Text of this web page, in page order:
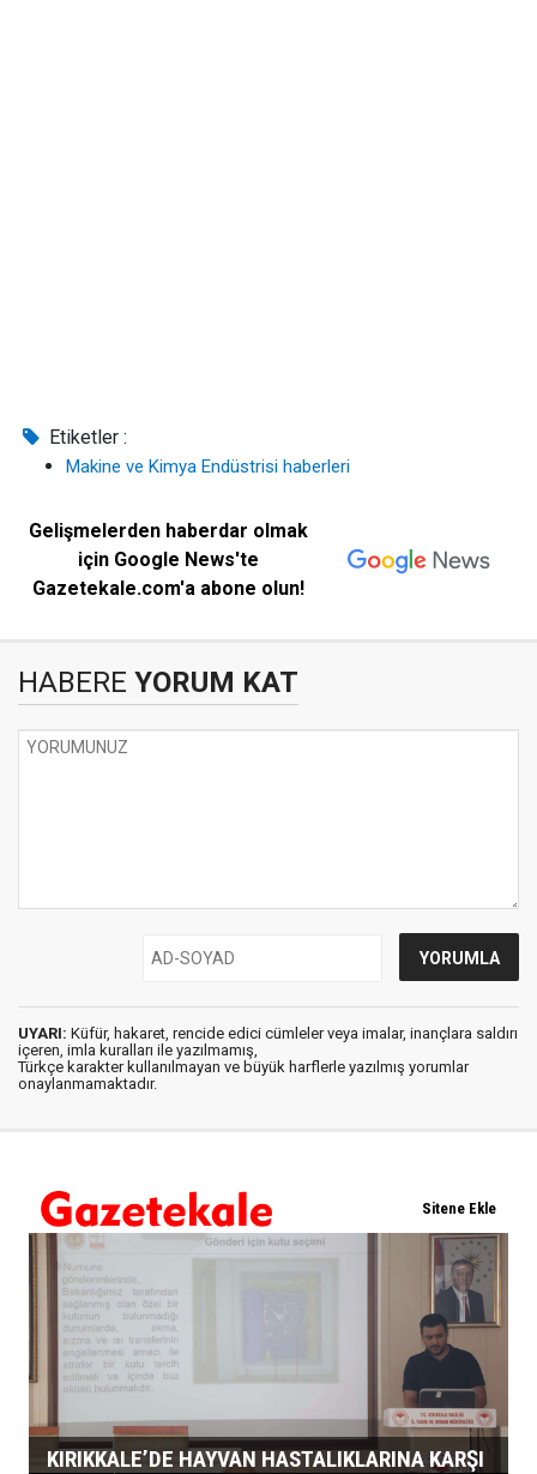
Etiketler :
Makine ve Kimya Endüstrisi haberleri
Gelişmelerden haberdar olmak
için Google News'te
Gazetekale.com'a abone olun!
HABERE YORUM KAT
UYARI: Küfür, hakaret, rencide edici cümleler veya imalar, inançlara saldırı
içeren, imla kuralları ile yazılmamış,
Türkçe karakter kullanılmayan ve büyük harflerle yazılmış yorumlar
onaylanmamaktadır.